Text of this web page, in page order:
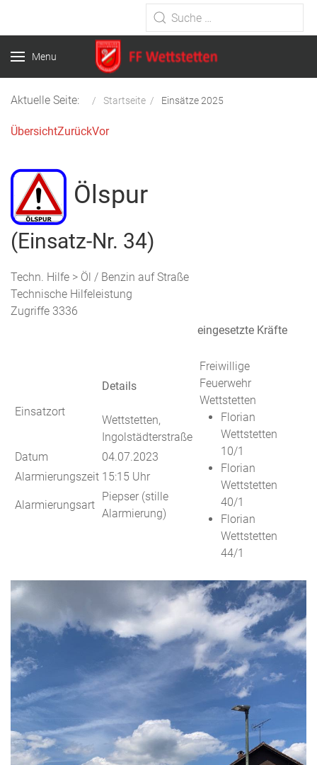
Type 2 or more characters for
results.
Menu
Aktuelle Seite: Startseite Einsätze 2025
ÜbersichtZurückVor
Ölspur
(Einsatz-Nr. 34)
Techn. Hilfe > Öl / Benzin auf Straße
Technische Hilfeleistung
Zugriffe 3336
Einsatzort
Details
Wettstetten,
Ingolstädterstraße
Datum
04.07.2023
Alarmierungszeit 15:15 Uhr
Alarmierungsart
Piepser (stille
Alarmierung)
eingesetzte Kräfte
Freiwillige
Feuerwehr
Wettstetten
Florian
Wettstetten
10/1
Florian
Wettstetten
40/1
Florian
Wettstetten
44/1